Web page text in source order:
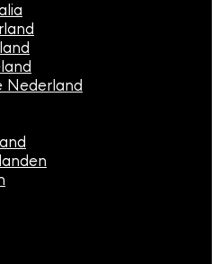
Nederland